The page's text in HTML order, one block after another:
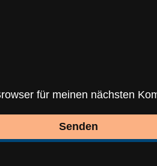
für meinen nächsten
Senden